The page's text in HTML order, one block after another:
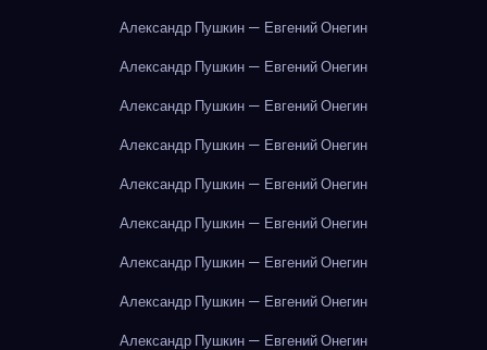
Александр Пушкин — Евгений Онегин
Александр Пушкин — Евгений Онегин
Александр Пушкин — Евгений Онегин
Александр Пушкин — Евгений Онегин
Александр Пушкин — Евгений Онегин
Александр Пушкин — Евгений Онегин
Александр Пушкин — Евгений Онегин
Александр Пушкин — Евгений Онегин
Александр Пушкин — Евгений Онегин